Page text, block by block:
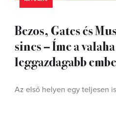
Bezos, Gates és
sincs – Íme a
leggazdagabb
Az első helyen egy teljesen